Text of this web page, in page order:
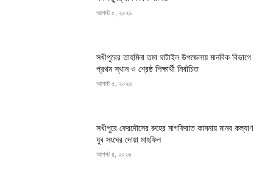
আগস্ট ৫, ২০২৬
সখীপুরের তাহমিনা তমা ঘাটাইল উপজেলায় মানবিক বিভাগে
প্রথম স্থান ও শ্রেষ্ঠ শিক্ষার্থী নির্বাচিত
আগস্ট ৫, ২০২৬
সখীপুরে ফেরদৌসের রুহের মাগফিরাত কামনায় মানব কল্যাণ
যুব সংঘের দোয়া মাহফিল
আগস্ট ৪, ২০২৬